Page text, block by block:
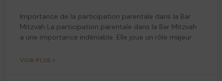
Importance de la participation parentale dans la Bar
Mitzvah La participation parentale dans la Bar Mitzvah
a une importance indéniable. Elle joue un rôle majeur
VOIR PLUS »